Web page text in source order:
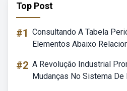
Top Post
#1 Consultando A Tabela
Elementos Abaixo
#2 A Revolução Industrial
Mudanças No Sistema De